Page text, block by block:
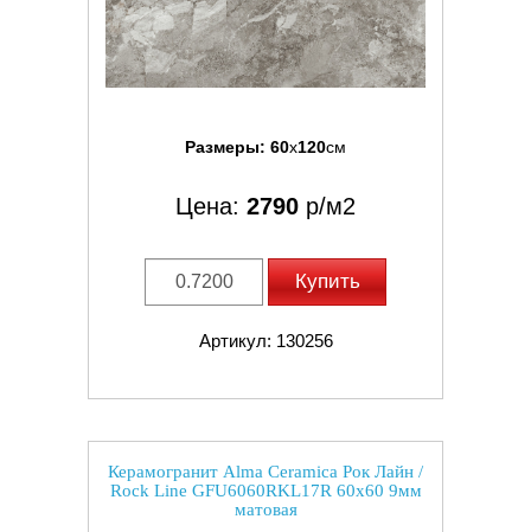
Размеры: 60x120см
Цена: 2790 р/м2
Купить
Артикул: 130256
Керамогранит Alma Ceramica Рок Лайн /
Rock Line GFU6060RKL17R 60x60 9мм
матовая